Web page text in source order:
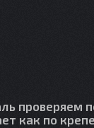
проверяем
как по